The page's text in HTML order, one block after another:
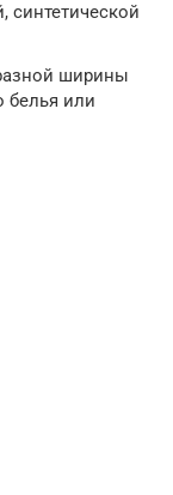
синтетической
ширины
белья или